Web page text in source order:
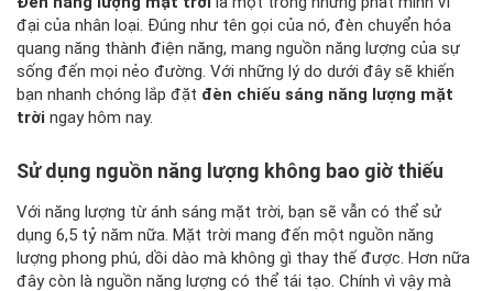
đại của nhân loại. Đúng như tên gọi của nó, đèn chuyển hóa
quang năng thành điện năng, mang nguồn năng lượng của sự
sống đến mọi nẻo đường. Với những lý do dưới đây sẽ khiến
bạn nhanh chóng lắp đặt đèn chiếu sáng năng lượng mặt
trời ngay hôm nay.
Sử dụng nguồn năng lượng không bao giờ thiếu
Với năng lượng từ ánh sáng mặt trời, bạn sẽ vẫn có thể sử
dụng 6,5 tỷ năm nữa. Mặt trời mang đến một nguồn năng
lượng phong phú, dồi dào mà không gì thay thế được. Hơn nữa
đây còn là nguồn năng lượng có thể tái tạo. Chính vì vậy mà